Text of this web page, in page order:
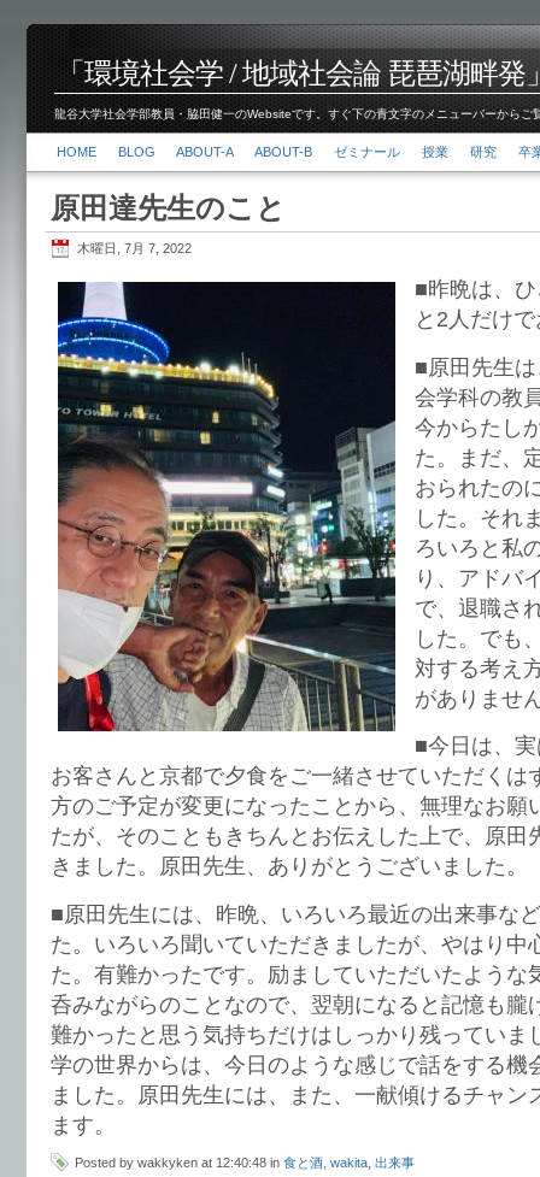
「環境社会学 / 地域社会論 琵琶湖畔発
龍谷大学社会学部教員・脇田健一のWebsiteです。すぐ下の青文字のメニューバーから
HOME BLOG ABOUT-A ABOUT-B ゼミナール 授業 研究 卒
原田達先生のこと
木曜日, 7月 7, 2022
■昨晩は、
と2人だけ
■原田先生
会学科の教
今からたし
た。まだ、
おられたの
した。それ
ろいろと私
り、アドバ
で、退職さ
した。でも
対する考え
がありませ
■今日は、
お客さんと京都で夕食をご一緒させていただくは
方のご予定が変更になったことから、無理なお願
たが、そのこともきちんとお伝えした上で、原田
きました。原田先生、ありがとうございました。
■原田先生には、昨晩、いろいろ最近の出来事な
た。いろいろ聞いていただきましたが、やはり中
た。有難かったです。励ましていただいたような
呑みながらのことなので、翌朝になると記憶も朧
難かったと思う気持ちだけはしっかり残っていま
学の世界からは、今日のような感じで話をする機
ました。原田先生には、また、一献傾けるチャン
ます。
Posted by wakkyken at 12:40:48 in 食と酒 wakita 出来事